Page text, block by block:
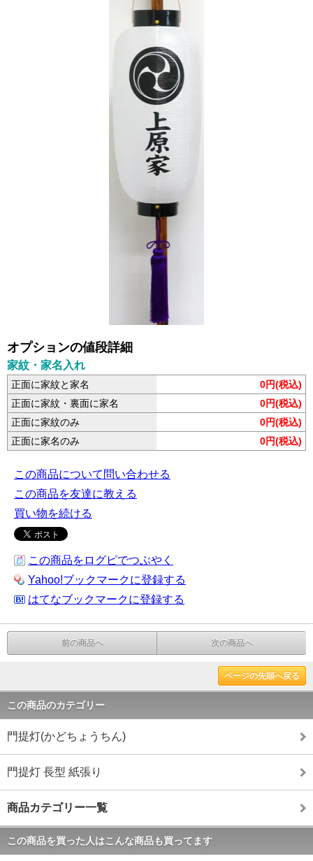
オプションの値段詳細
家紋・家名入れ
正面に家紋と家名
0円(税込)
正面に家紋・裏面に家名
0円(税込)
正面に家紋のみ
0円(税込)
正面に家名のみ
0円(税込)
この商品について問い合わせる
この商品を友達に教える
買い物を続ける
この商品をログピでつぶやく
Yahoo!ブックマークに登録する
はてなブックマークに登録する
前の商品へ 次の商品へ
ページの先頭へ戻る
この商品のカテゴリー
門提灯(かどちょうちん)
門提灯 長型 紙張り
商品カテゴリー一覧
この商品を買った人はこんな商品も買ってます